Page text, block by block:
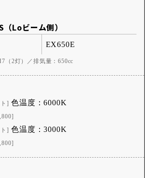
Loビーム側）
EX650E
（2灯）／排気量：650cc
] 色温度：6000K
] 色温度：3000K